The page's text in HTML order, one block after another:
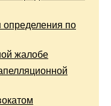
определения по
жалобе